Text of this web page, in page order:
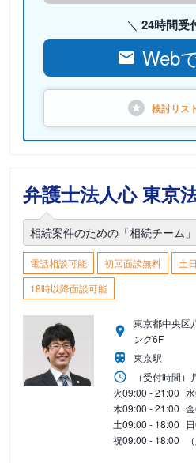
24時間受
Web
検討リス
弁護士法人心 東京
相続案件のための「相続チーム
電話相談可能 初回面談無料
土
18時以降面談可能
東京都中央区
ング6F
東京駅
（受付時間）
火09:00 - 21:00 水
木09:00 - 21:00 金
土09:00 - 18:00 日
祝09:00 - 18:00